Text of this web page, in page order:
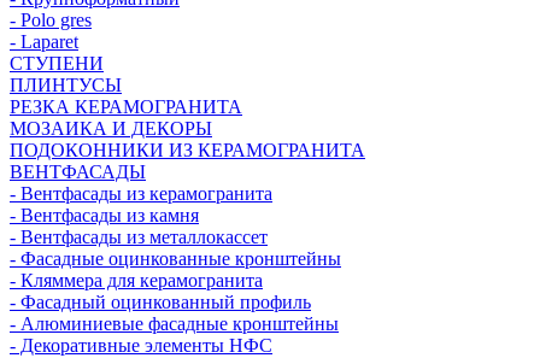
- Polo gres
- Laparet
СТУПЕНИ
ПЛИНТУСЫ
РЕЗКА КЕРАМОГРАНИТА
МОЗАИКА И ДЕКОРЫ
ПОДОКОННИКИ ИЗ КЕРАМОГРАНИТА
ВЕНТФАСАДЫ
- Вентфасады из керамогранита
- Вентфасады из камня
- Вентфасады из металлокассет
- Фасадные оцинкованные кронштейны
- Кляммера для керамогранита
- Фасадный оцинкованный профиль
- Алюминиевые фасадные кронштейны
- Декоративные элементы НФС